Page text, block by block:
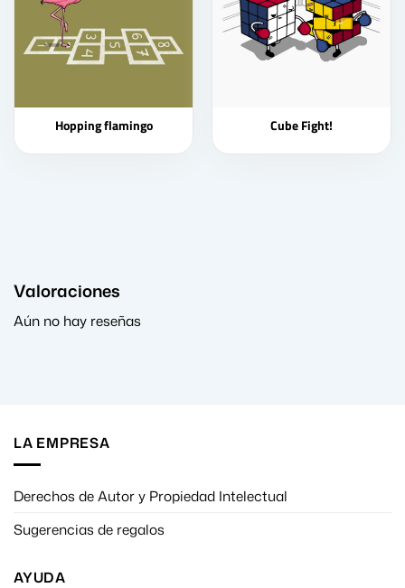
Hopping flamingo Cube Fight!
Valoraciones
Aún no hay reseñas
LA EMPRESA
Derechos de Autor y Propiedad Intelectual
Sugerencias de regalos
AYUDA